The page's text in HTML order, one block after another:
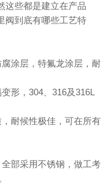
这些都是建立在产品
阀到底有哪些工艺特
涂层，特氟龙涂层，耐
形， 304、 316及316L
耐候性极佳，可在所有
部采用不锈钢，做工考